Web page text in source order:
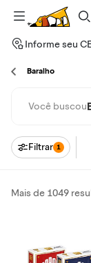
Informe seu
Baralho
Você buscou
Filtrar 1
Mais de 1049